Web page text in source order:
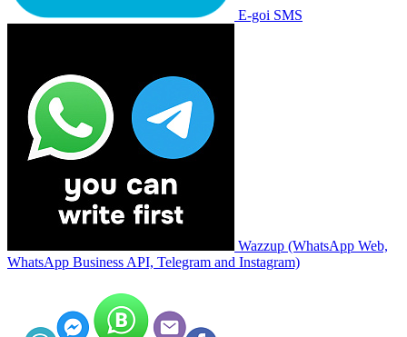
E-goi SMS
Wazzup (WhatsApp Web,
WhatsApp Business API, Telegram and Instagram)